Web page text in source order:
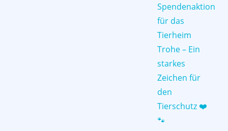
Spendenaktion
für das
Tierheim
Trohe – Ein
starkes
Zeichen für
den
Tierschutz ❤️
🐾